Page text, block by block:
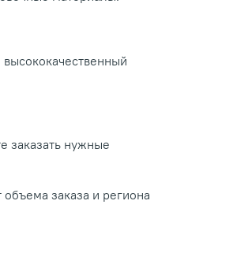
заказать нужные
заказа и региона